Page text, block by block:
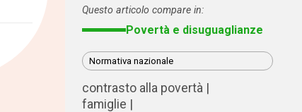
Questo articolo compare in:
Povertà e disuguaglianze
Normativa nazionale
contrasto alla povertà
famiglie